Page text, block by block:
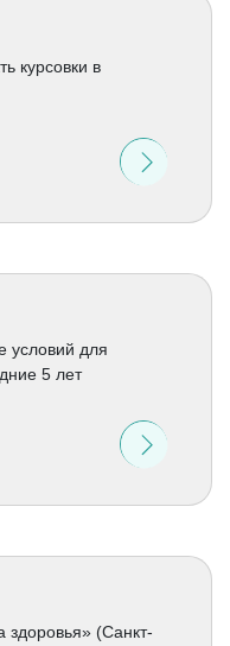
курсовки в
условий для
5 лет
здоровья» (Санкт-